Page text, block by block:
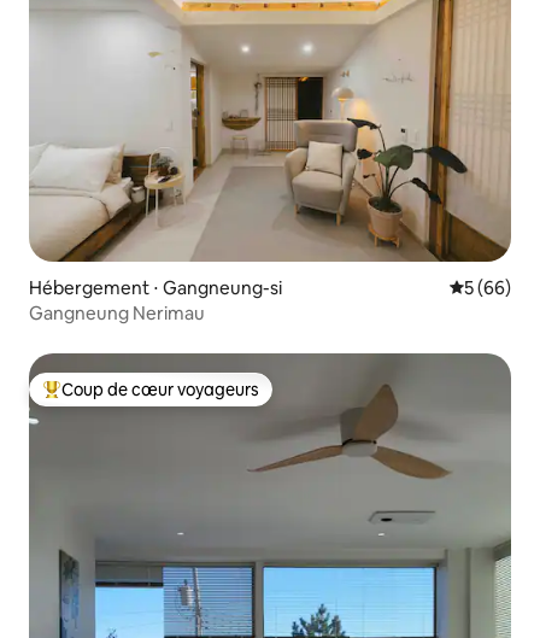
Hébergement ⋅ Gangneung-si
5 (66)
Gangneung Nerimau
Coups de cœur voyageurs les plus appréciés
Coup de cœur voyageurs